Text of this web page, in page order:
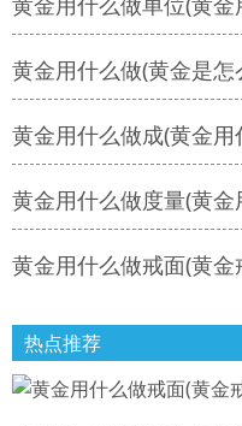
黄金用什么做(黄金是怎
黄金用什么做成(黄金用
黄金用什么做度量(黄
黄金用什么做戒面(黄
热点推荐